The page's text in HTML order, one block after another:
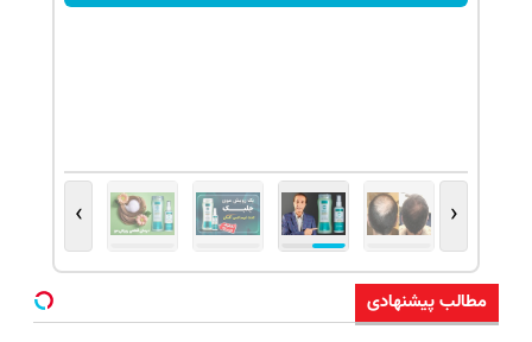
‹
›
مطالب پیشنهادی